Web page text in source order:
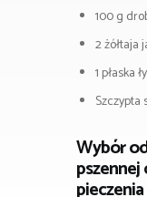
100 g
2 żółtaja
1 płaska
Szczypta
Wybór
pszennej
pieczenia